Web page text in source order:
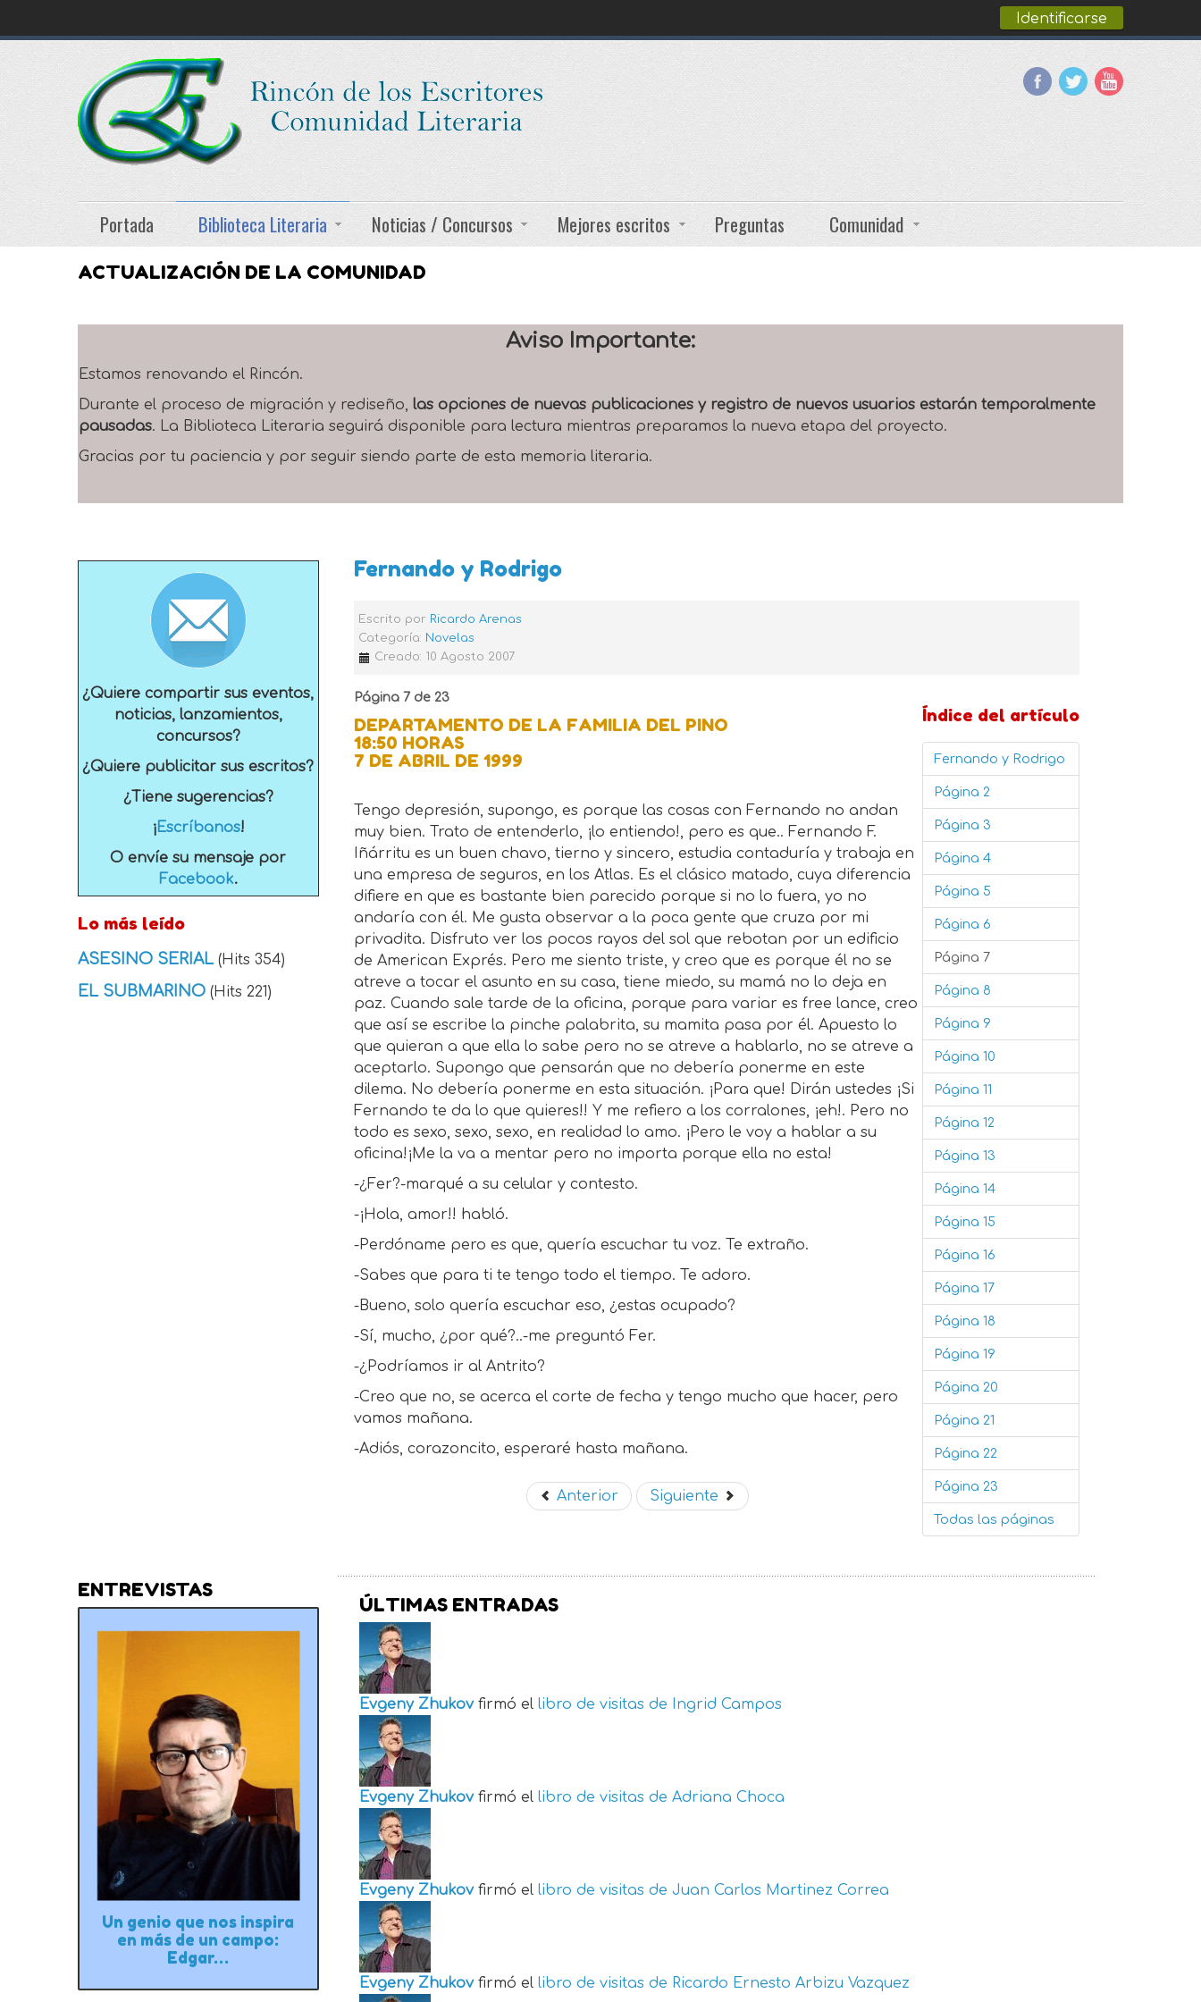
Identificarse
Portada Biblioteca Literaria Noticias / Concursos Mejores escritos Preguntas Comunidad
ACTUALIZACIÓN DE LA COMUNIDAD
Aviso Importante:
Estamos renovando el Rincón.
Durante el proceso de migración y rediseño, las opciones de nuevas publicaciones y registro de nuevos usuarios estarán temporalmente
pausadas. La Biblioteca Literaria seguirá disponible para lectura mientras preparamos la nueva etapa del proyecto.
Gracias por tu paciencia y por seguir siendo parte de esta memoria literaria.
Fernando y Rodrigo
Escrito por Ricardo Arenas
Categoría: Novelas
Creado: 10 Agosto 2007
Índice del artículo
Fernando y Rodrigo
Página 2
Página 3
Página 4
Página 5
Página 6
Página 7
Página 8
Página 9
Página 10
Página 11
Página 12
Página 13
Página 14
Página 15
Página 16
Página 17
Página 18
Página 19
Página 20
Página 21
Página 22
Página 23
Todas las páginas
Página 7 de 23
DEPARTAMENTO DE LA FAMILIA DEL PINO
18:50 HORAS
7 DE ABRIL DE 1999
Tengo depresión, supongo, es porque las cosas con Fernando no andan
muy bien. Trato de entenderlo, ¡lo entiendo!, pero es que.. Fernando F.
Iñárritu es un buen chavo, tierno y sincero, estudia contaduría y trabaja en
una empresa de seguros, en los Atlas. Es el clásico matado, cuya diferencia
difiere en que es bastante bien parecido porque si no lo fuera, yo no
andaría con él. Me gusta observar a la poca gente que cruza por mi
privadita. Disfruto ver los pocos rayos del sol que rebotan por un edificio
de American Exprés. Pero me siento triste, y creo que es porque él no se
atreve a tocar el asunto en su casa, tiene miedo, su mamá no lo deja en
paz. Cuando sale tarde de la oficina, porque para variar es free lance, creo
que así se escribe la pinche palabrita, su mamita pasa por él. Apuesto lo
que quieran a que ella lo sabe pero no se atreve a hablarlo, no se atreve a
aceptarlo. Supongo que pensarán que no debería ponerme en este
dilema. No debería ponerme en esta situación. ¡Para que! Dirán ustedes ¡Si
Fernando te da lo que quieres!! Y me refiero a los corralones, ¡eh!. Pero no
todo es sexo, sexo, sexo, en realidad lo amo. ¡Pero le voy a hablar a su
oficina!¡Me la va a mentar pero no importa porque ella no esta!
-¿Fer?-marqué a su celular y contesto.
-¡Hola, amor!! habló.
-Perdóname pero es que, quería escuchar tu voz. Te extraño.
-Sabes que para ti te tengo todo el tiempo. Te adoro.
-Bueno, solo quería escuchar eso, ¿estas ocupado?
-Sí, mucho, ¿por qué?..-me preguntó Fer.
-¿Podríamos ir al Antrito?
-Creo que no, se acerca el corte de fecha y tengo mucho que hacer, pero
vamos mañana.
-Adiós, corazoncito, esperaré hasta mañana.
Anterior Siguiente
ÚLTIMAS ENTRADAS
Evgeny Zhukov firmó el libro de visitas de Ingrid Campos
Evgeny Zhukov firmó el libro de visitas de Adriana Choca
Evgeny Zhukov firmó el libro de visitas de Juan Carlos Martinez Correa
Evgeny Zhukov firmó el libro de visitas de Ricardo Ernesto Arbizu Vazquez
¿Quiere compartir sus eventos,
noticias, lanzamientos,
concursos?
¿Quiere publicitar sus escritos?
¿Tiene sugerencias?
¡Escríbanos!
O envíe su mensaje por
Facebook.
Lo más leído
ASESINO SERIAL (Hits 354)
EL SUBMARINO (Hits 221)
ENTREVISTAS
Un genio que nos inspira
en más de un campo:
Edgar…